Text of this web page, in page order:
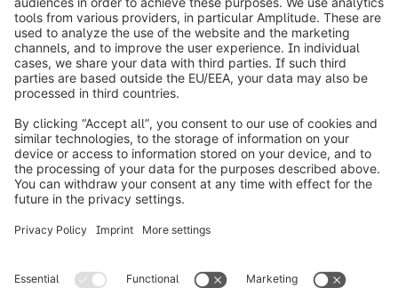
info@shopware.com
Informazioni su Shopware
Prodotti
Soluzioni